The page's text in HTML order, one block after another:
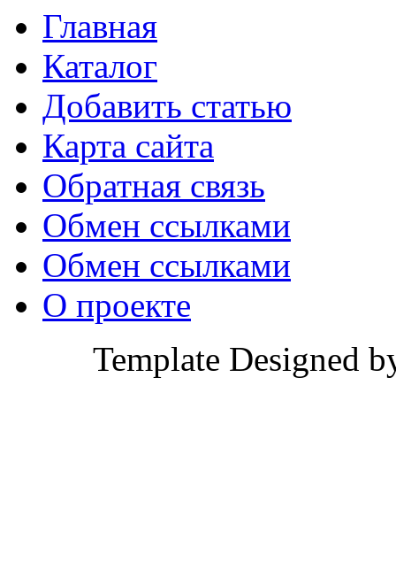
Главная
Каталог
Добавить статью
Карта сайта
Обратная связь
Обмен ссылками
Обмен ссылками
О проекте
Template Designed